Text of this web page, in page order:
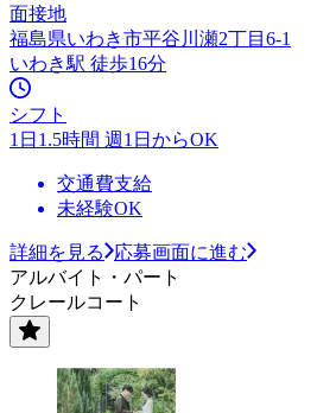
面接地
福島県いわき市平谷川瀬2丁目6-1
いわき駅 徒歩16分
シフト
1日1.5時間 週1日からOK
交通費支給
未経験OK
詳細を見る
応募画面に進む
アルバイト・パート
クレールコート